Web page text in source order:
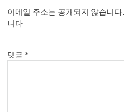
이메일 주소는 공개되지 않습니다.
니다
댓글 *